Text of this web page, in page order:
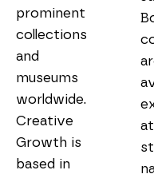
prominent
collections
and
museums
worldwide.
Creative
Growth is
based in